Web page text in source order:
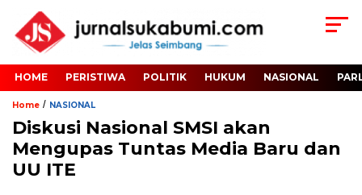
HOME PERISTIWA POLITIK HUKUM NASIONAL
Home / NASIONAL
Diskusi Nasional SMSI akan
Mengupas Tuntas Media Baru dan
UU ITE